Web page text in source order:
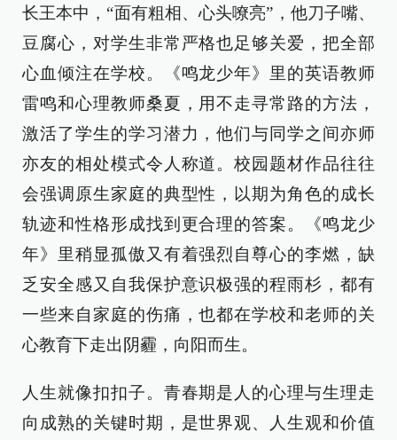
长王本中，“面有粗相、心头嘹亮”，他刀子嘴、
豆腐心，对学生非常严格也足够关爱，把全部
心血倾注在学校。《鸣龙少年》里的英语教师
雷鸣和心理教师桑夏，用不走寻常路的方法，
激活了学生的学习潜力，他们与同学之间亦师
亦友的相处模式令人称道。校园题材作品往往
会强调原生家庭的典型性，以期为角色的成长
轨迹和性格形成找到更合理的答案。《鸣龙少
年》里稍显孤傲又有着强烈自尊心的李燃，缺
乏安全感又自我保护意识极强的程雨杉，都有
一些来自家庭的伤痛，也都在学校和老师的关
心教育下走出阴霾，向阳而生。
人生就像扣扣子。青春期是人的心理与生理走
向成熟的关键时期，是世界观、人生观和价值